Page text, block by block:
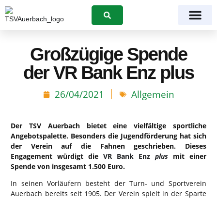
Suchen
Großzügige Spende
der VR Bank Enz plus
26/04/2021 Allgemein
Der TSV Auerbach bietet eine vielfältige sportliche
Angebotspalette. Besonders die Jugendförderung hat sich
der Verein auf die Fahnen geschrieben. Dieses
Engagement würdigt dieVR Bank Enz plusmit einer
Spende von insgesamt 1.500 Euro.
In seinen Vorläufern besteht der Turn- und Sportverein
Auerbach bereits seit 1905. Der Verein spielt in der Sparte